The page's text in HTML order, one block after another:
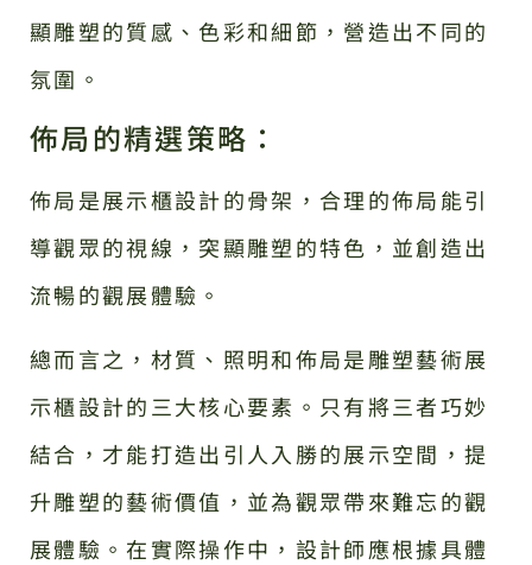
顯雕塑的質感、色彩和細節，營造出不同的
氛圍。
佈局的精選策略：
佈局是展示櫃設計的骨架，合理的佈局能引
導觀眾的視線，突顯雕塑的特色，並創造出
流暢的觀展體驗。
總而言之，材質、照明和佈局是雕塑藝術展
示櫃設計的三大核心要素。只有將三者巧妙
結合，才能打造出引人入勝的展示空間，提
升雕塑的藝術價值，並為觀眾帶來難忘的觀
展體驗。在實際操作中，設計師應根據具體